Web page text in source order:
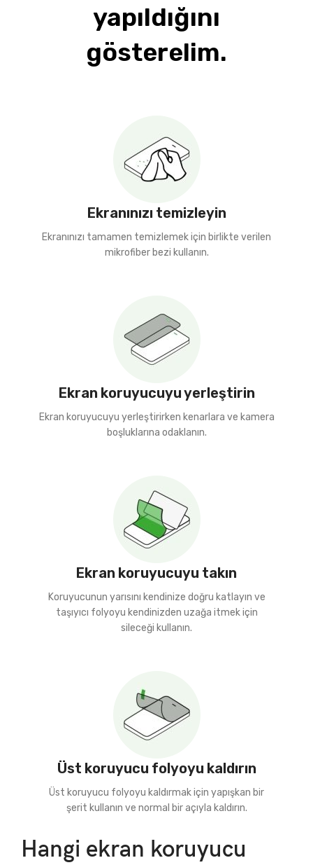
yapıldığını
gösterelim.
Ekranınızı temizleyin
Ekranınızı tamamen temizlemek için birlikte verilen
mikrofiber bezi kullanın.
Ekran koruyucuyu yerleştirin
Ekran koruyucuyu yerleştirirken kenarlara ve kamera
boşluklarına odaklanın.
Ekran koruyucuyu takın
Koruyucunun yarısını kendinize doğru katlayın ve
taşıyıcı folyoyu kendinizden uzağa itmek için
sileceği kullanın.
Üst koruyucu folyoyu kaldırın
Üst koruyucu folyoyu kaldırmak için yapışkan bir
şerit kullanın ve normal bir açıyla kaldırın.
Hangi ekran koruyucu